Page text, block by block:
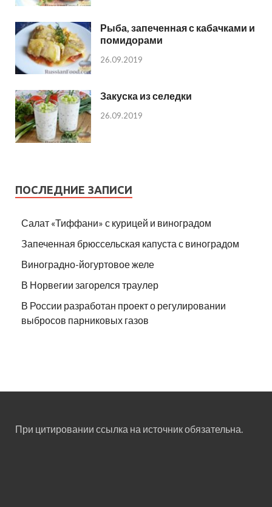
Рыба, запеченная с кабачками и
помидорами
26.09.2019
Закуска из селедки
26.09.2019
ПОСЛЕДНИЕ ЗАПИСИ
Салат «Тиффани» с курицей и виноградом
Запеченная брюссельская капуста с виноградом
Виноградно-йогуртовое желе
В Норвегии загорелся траулер
В России разработан проект о регулировании
выбросов парниковых газов
При цитировании ссылка на источник обязательна.